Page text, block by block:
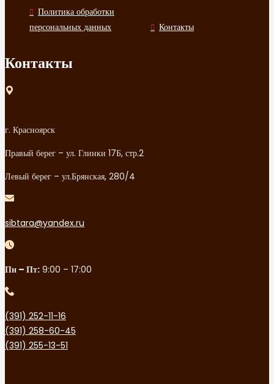
Политика обработки
персональных данных
Контакты
Контакты
г. Красноярск
Правый берег – ул. Глинки 17Б, стр.2
Левый берег – ул.Брянская, 280/4
sibtara@yandex.ru
Пн – Пт: 9:00 – 17:00
(391) 252-11-16
(391) 258-60-45
(391) 255-13-51